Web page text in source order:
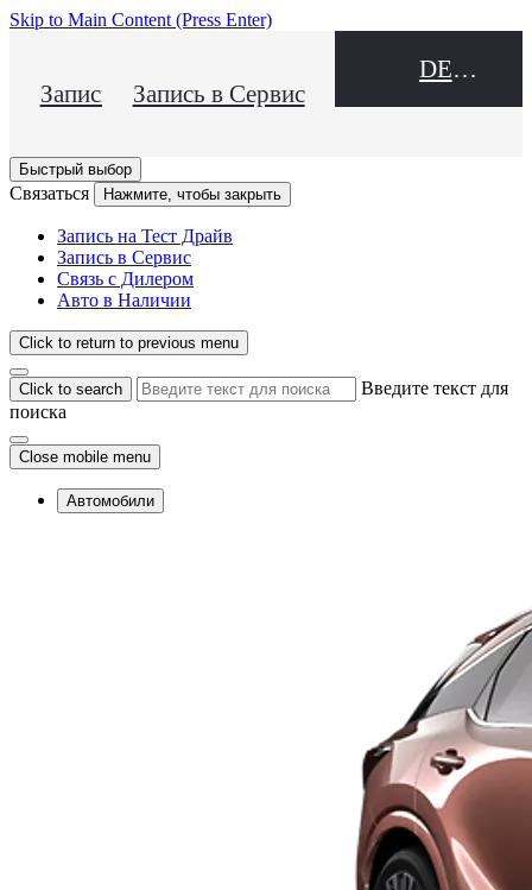
Skip to Main Content (Press Enter)
Запись на Тест Драйв
Запись в Сервис
DEALER NAME
Быстрый выбор
Связаться Нажмите, чтобы закрыть
Запись на Тест Драйв
Запись в Сервис
Связь с Дилером
Авто в Наличии
Click to return to previous menu
Click to search
Введите текст для
поиска
Close mobile menu
Автомобили